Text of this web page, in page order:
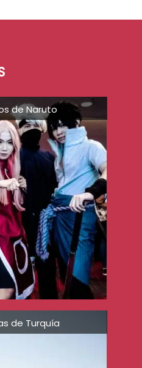
de Naruto
de Turquía